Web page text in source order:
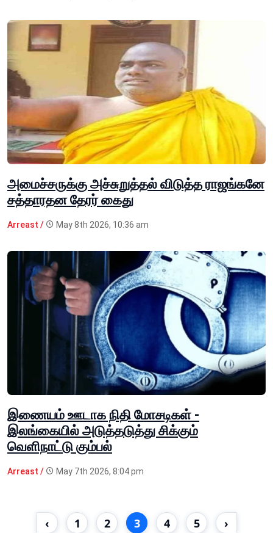
அமைச்சருக்கு அச்சுறுத்தல் விடுத்த ராஜங்கனே
சத்தாரதன தேரர் கைது
Arreast / May 8th 2026, 10:36 am
இணையம் ஊடாக நிதி மோசடிகள் -
இலங்கையில் அடுத்தடுத்து சிக்கும்
வெளிநாட்டு கும்பல்
Arreast / May 7th 2026, 8:04 pm
‹ 1 2 3 4 5 ›